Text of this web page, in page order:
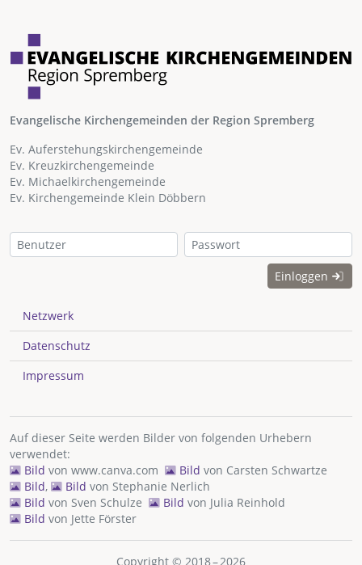
Evangelische Kirchengemeinden der Region Spremberg
Ev. Auferstehungskirchengemeinde
Ev. Kreuzkirchengemeinde
Ev. Michaelkirchengemeinde
Ev. Kirchengemeinde Klein Döbbern
Einloggen
Netzwerk
Datenschutz
Impressum
Auf dieser Seite werden Bilder von folgenden Urhebern
verwendet:
Bild von www.canva.com Bild von Carsten Schwartze
Bild, Bild von Stephanie Nerlich
Bild von Sven Schulze Bild von Julia Reinhold
Bild von Jette Förster
Copyright © 2018 – 2026